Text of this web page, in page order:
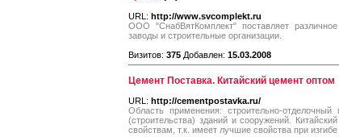
URL: http://www.svcomplekt.ru
ООО "СнабВятКомплект" поставляет
заводы и строительные организации.
Визитов: 375 Добавлен: 15.03.2008
Цемент Поставка. Китайский цемент оптом
URL: http://cementpostavka.ru/
Область применения: строительно-
(строительства) зданий и сооружений.
свойствам, т.к. имеет лучшие свойства при